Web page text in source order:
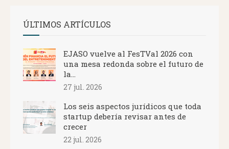
ÚLTIMOS ARTÍCULOS
EJASO vuelve al FesTVal 2026 con
una mesa redonda sobre el futuro de
la...
27 jul. 2026
Los seis aspectos jurídicos que toda
startup debería revisar antes de
crecer
22 jul. 2026